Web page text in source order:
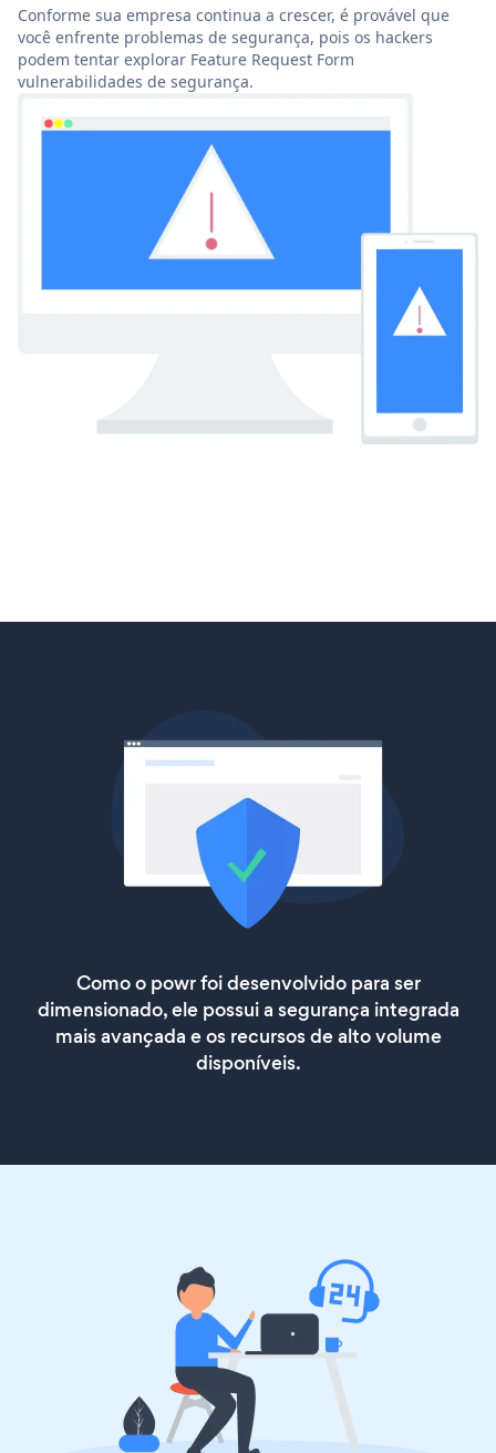
Conforme sua empresa continua a crescer, é provável que
você enfrente problemas de segurança, pois os hackers
podem tentar explorar Feature Request Form
vulnerabilidades de segurança.
Como o powr foi desenvolvido para ser
dimensionado, ele possui a segurança integrada
mais avançada e os recursos de alto volume
disponíveis.